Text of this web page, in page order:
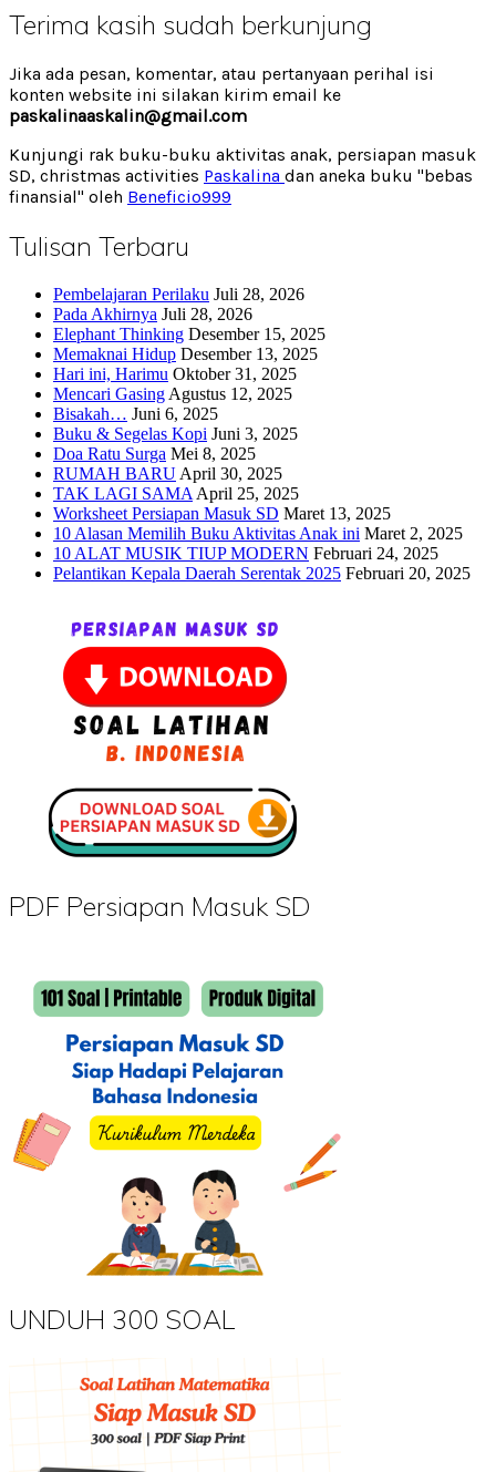
Terima kasih sudah berkunjung
Jika ada pesan, komentar, atau pertanyaan perihal isi
konten website ini silakan kirim email ke
paskalinaaskalin@gmail.com
Kunjungi rak buku-buku aktivitas anak, persiapan masuk
SD, christmas activities Paskalina dan aneka buku "bebas
finansial" oleh Beneficio999
Tulisan Terbaru
Pembelajaran Perilaku Juli 28, 2026
Pada Akhirnya Juli 28, 2026
Elephant Thinking Desember 15, 2025
Memaknai Hidup Desember 13, 2025
Hari ini, Harimu Oktober 31, 2025
Mencari Gasing Agustus 12, 2025
Bisakah… Juni 6, 2025
Buku & Segelas Kopi Juni 3, 2025
Doa Ratu Surga Mei 8, 2025
RUMAH BARU April 30, 2025
TAK LAGI SAMA April 25, 2025
Worksheet Persiapan Masuk SD Maret 13, 2025
10 Alasan Memilih Buku Aktivitas Anak ini Maret 2, 2025
10 ALAT MUSIK TIUP MODERN Februari 24, 2025
Pelantikan Kepala Daerah Serentak 2025 Februari 20, 2025
PDF Persiapan Masuk SD
UNDUH 300 SOAL